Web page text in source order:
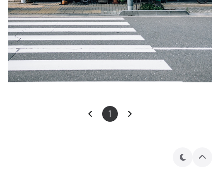
1
테
상